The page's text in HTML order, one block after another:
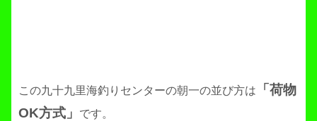
この九十九里海釣りセンターの朝一の並び方は
「荷物
OK方式」
です。